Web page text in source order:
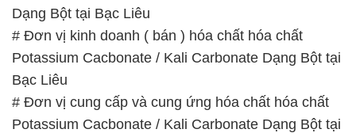
Dạng Bột tại Bạc Liêu
# Đơn vị kinh doanh ( bán ) hóa chất hóa chất
Potassium Cacbonate / Kali Carbonate Dạng Bột tại
Bạc Liêu
# Đơn vị cung cấp và cung ứng hóa chất hóa chất
Potassium Cacbonate / Kali Carbonate Dạng Bột tại